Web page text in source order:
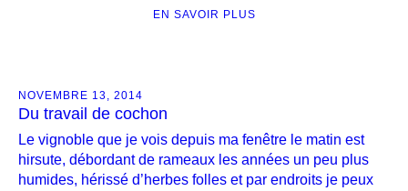
EN SAVOIR PLUS
NOVEMBRE 13, 2014
Du travail de cochon
Le vignoble que je vois depuis ma fenêtre le matin est
hirsute, débordant de rameaux les années un peu plus
humides, hérissé d’herbes folles et par endroits je peux